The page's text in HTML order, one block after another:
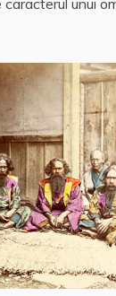
at
A
p
p
er
st
unui